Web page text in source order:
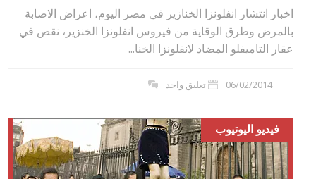
اخبار انتشار انفلونزا الخنازير في مصر اليوم، اعراض الاصابة
بالمرض وطرق الوقاية من فيروس انفلونزا الخنزير، نقص في
عقار التاميفلو المضاد لانفلونزا الخنا...
06/02/2014 تعليق واحد
فيديو اليوتيوب